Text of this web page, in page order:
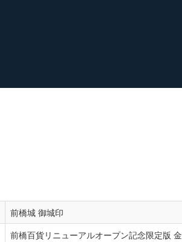
前橋城 御城印
前橋百貨リニューアルオープン記念限定版 金